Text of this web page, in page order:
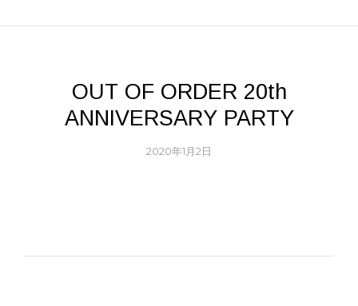
OUT OF ORDER 20th
ANNIVERSARY PARTY
2020年1月2日